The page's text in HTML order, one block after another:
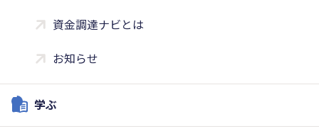
資金調達ナビとは
お知らせ
学ぶ